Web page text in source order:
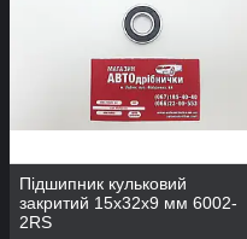
Підшипник кульковий
закритий 15х32х9 мм 6002-
2RS